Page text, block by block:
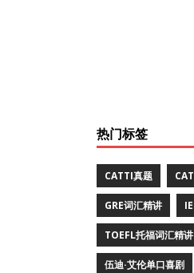
热门标签
CATTI真题
GRE词汇精讲
TOEFL托福词汇精讲
伍迪·艾伦单口喜剧